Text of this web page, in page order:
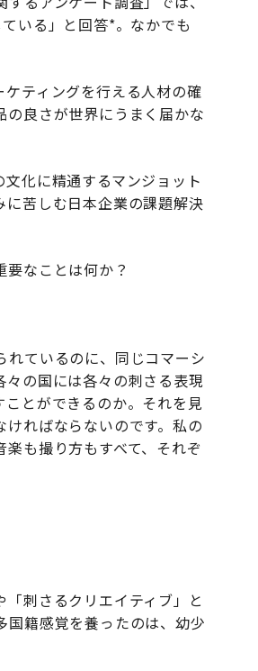
いる」と回答*。なかでも
ティングを行える人材の確
良さが世界にうまく届かな
化に精通するマンジョット
苦しむ日本企業の課題解決
なことは何か？
れているのに、同じコマーシ
の国には各々の刺さる表現
とができるのか。それを見
ればならないのです。私の
も撮り方もすべて、それぞ
刺さるクリエイティブ」と
国籍感覚を養ったのは、幼少